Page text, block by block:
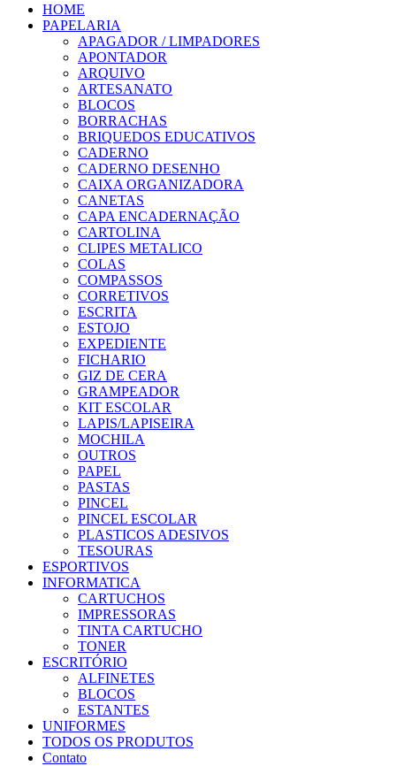
HOME
PAPELARIA
APAGADOR / LIMPADORES
APONTADOR
ARQUIVO
ARTESANATO
BLOCOS
BORRACHAS
BRIQUEDOS EDUCATIVOS
CADERNO
CADERNO DESENHO
CAIXA ORGANIZADORA
CANETAS
CAPA ENCADERNAÇÃO
CARTOLINA
CLIPES METALICO
COLAS
COMPASSOS
CORRETIVOS
ESCRITA
ESTOJO
EXPEDIENTE
FICHARIO
GIZ DE CERA
GRAMPEADOR
KIT ESCOLAR
LAPIS/LAPISEIRA
MOCHILA
OUTROS
PAPEL
PASTAS
PINCEL
PINCEL ESCOLAR
PLASTICOS ADESIVOS
TESOURAS
ESPORTIVOS
INFORMATICA
CARTUCHOS
IMPRESSORAS
TINTA CARTUCHO
TONER
ESCRITÓRIO
ALFINETES
BLOCOS
ESTANTES
UNIFORMES
TODOS OS PRODUTOS
Contato